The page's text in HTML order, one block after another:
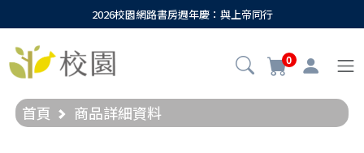
2026校園網路書房週年慶：與上帝同行
0
首頁 商品詳細資料